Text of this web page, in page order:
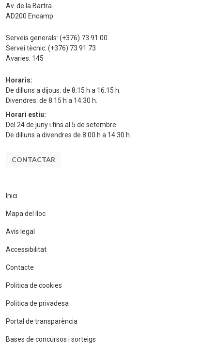
Av. de la Bartra
AD200 Encamp
Serveis generals: (+376) 73 91 00
Servei tècnic: (+376) 73 91 73
Avaries: 145
Horaris:
De dilluns a dijous: de 8:15 h a 16:15 h.
Divendres: de 8:15 h a 14:30 h.
Horari estiu:
Del 24 de juny i fins al 5 de setembre.
De dilluns a divendres de 8:00 h a 14:30 h.
CONTACTAR
Inici
Mapa del lloc
Avís legal
Accessibilitat
Contacte
Politica de cookies
Politica de privadesa
Portal de transparència
Bases de concursos i sorteigs